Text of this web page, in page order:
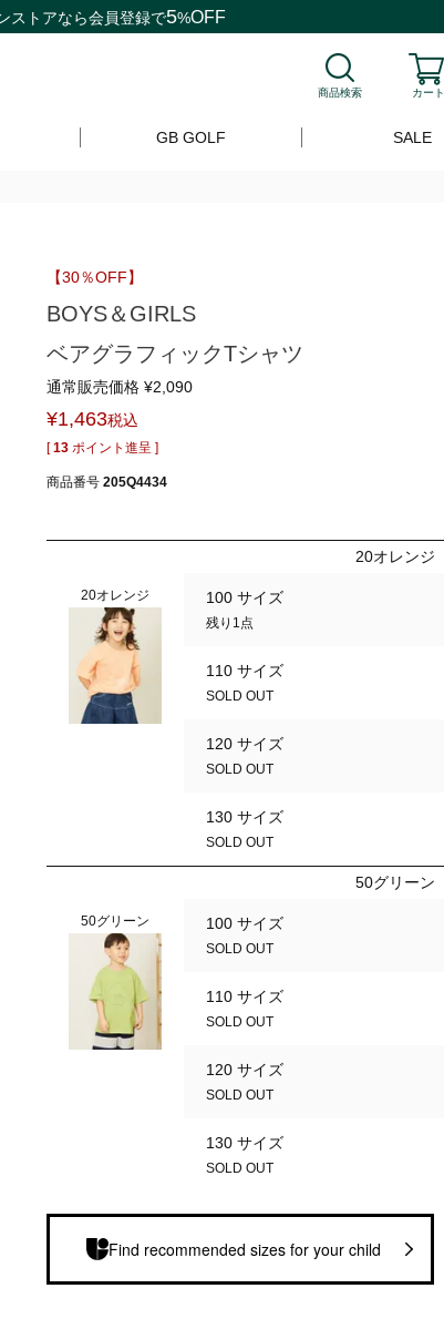
ストアなら会員登録で5%OFF
商品検索 カート
GB GOLF SALE
50グリーン
【30％OFF】
BOYS＆GIRLS
ベアグラフィックTシャツ
通常販売価格 ¥2,090
¥1,463税込
[ 13 ポイント進呈 ]
商品番号 205Q4434
20オレンジ
20オレンジ 100 サイズ
残り1点
110 サイズ
SOLD OUT
120 サイズ
SOLD OUT
130 サイズ
SOLD OUT
50グリーン
50グリーン 100 サイズ
SOLD OUT
110 サイズ
SOLD OUT
120 サイズ
SOLD OUT
130 サイズ
SOLD OUT
Find recommended sizes for your child